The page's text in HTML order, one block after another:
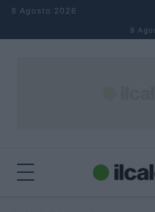
Salta al contenuto
8 Agosto 2026
8